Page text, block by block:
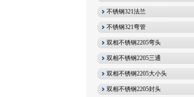
不锈钢321法兰
不锈钢321弯管
双相不锈钢2205弯头
双相不锈钢2205三通
双相不锈钢2205大小头
双相不锈钢2205封头